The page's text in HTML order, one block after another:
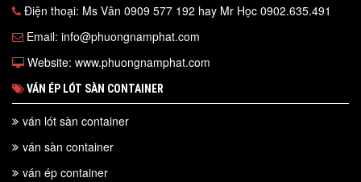
Điện thoại: Ms Vân 0909 577 192 hay Mr Học 0902.635.491
Email: info@phuongnamphat.com
Website: www.phuongnamphat.com
VÁN ÉP LÓT SÀN CONTAINER
ván lót sàn container
ván sàn container
ván ép container